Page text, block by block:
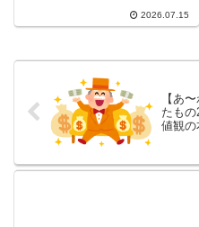
に直面した本音から、更年期やう
向けた体験談まで幅広くまとめま
2026.07.15
【あ
たも
値観の